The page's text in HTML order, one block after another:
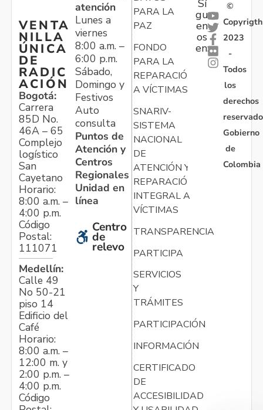
VENTA
NILLA
ÚNICA
DE
RADIC
ACIÓN
Bogotá:
Carrera
85D No.
46A – 65
Complejo
logístico
San
Cayetano
Horario:
8:00 a.m. –
4:00 p.m.
Código
Postal:
111071
Medellín:
Calle 49
No 50-21
piso 14
Edificio del
Café
Horario:
8:00 a.m. –
12:00 m. y
2:00 p.m. –
4:00 p.m.
Código
atención
Lunes a
viernes
8:00 a.m. –
6:00 p.m.
Sábado,
Domingo y
Festivos
Auto
consulta
Puntos de
Atención y
Centros
Regionales
Unidad en
línea
Centro
de
relevo
PARA LA
PAZ
FONDO
PARA LA
REPARACIÓN
A VÍCTIMAS
SNARIV-
SISTEMA
NACIONAL
DE
ATENCIÓN Y
REPARACIÓN
INTEGRAL A
VÍCTIMAS
TRANSPARENCIA
PARTICIPA
SERVICIOS
Y
TRÁMITES
PARTICIPACIÓN
INFORMACIÓN
CERTIFICADO
DE
ACCESIBILIDAD
Sí
gu
en
os
en:
©
Copyrigth
2023
-
Todos
los
derechos
Gobierno
de
Colombia